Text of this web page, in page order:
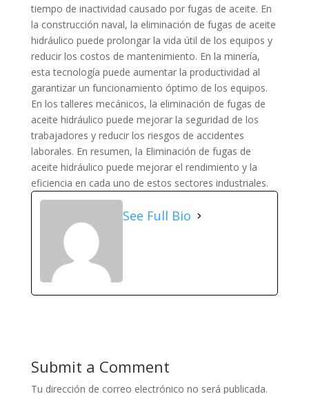
tiempo de inactividad causado por fugas de aceite. En
la construcción naval, la eliminación de fugas de aceite
hidráulico puede prolongar la vida útil de los equipos y
reducir los costos de mantenimiento. En la minería,
esta tecnología puede aumentar la productividad al
garantizar un funcionamiento óptimo de los equipos.
En los talleres mecánicos, la eliminación de fugas de
aceite hidráulico puede mejorar la seguridad de los
trabajadores y reducir los riesgos de accidentes
laborales. En resumen, la Eliminación de fugas de
aceite hidráulico puede mejorar el rendimiento y la
eficiencia en cada uno de estos sectores industriales.
See Full Bio
Submit a Comment
Tu dirección de correo electrónico no será publicada.